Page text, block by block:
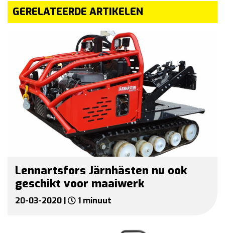
GERELATEERDE ARTIKELEN
Lennartsfors Järnhästen nu ook
geschikt voor maaiwerk
20-03-2020 | 1 minuut